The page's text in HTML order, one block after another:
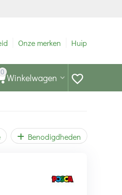
Onze merken Hulp
0 Winkelwagen
Benodigdheden